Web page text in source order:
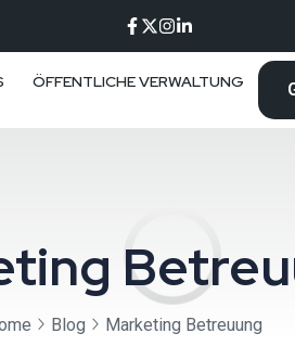
ÖFFENTLICHE VERWALTUNG
Blog Marketing Betreuung